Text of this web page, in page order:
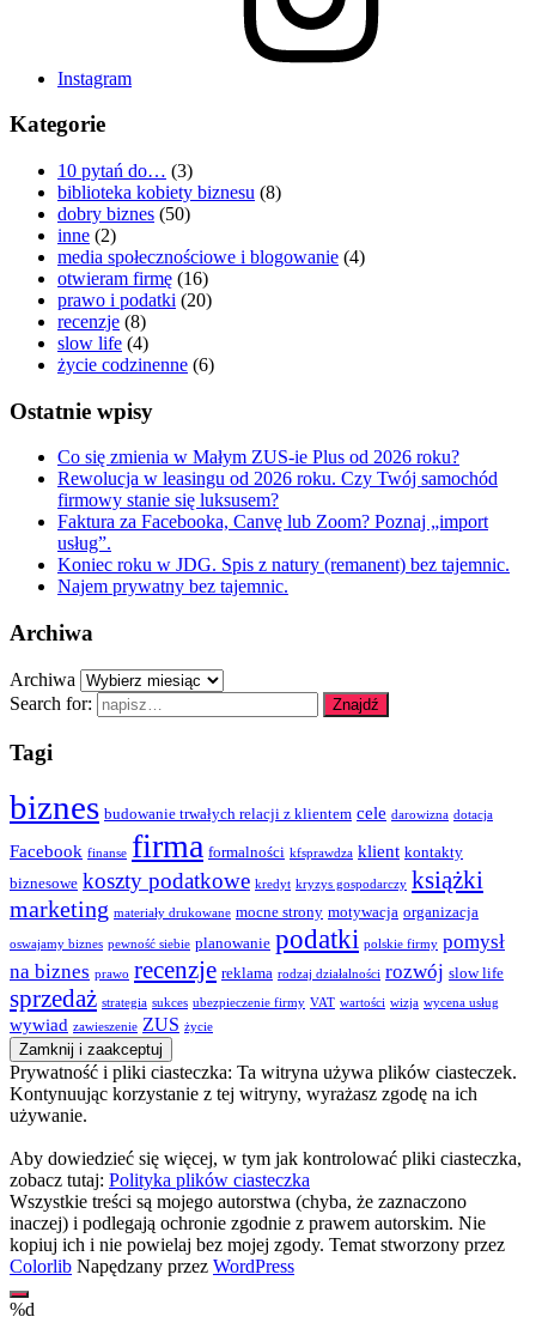
Instagram
Kategorie
10 pytań do… (3)
biblioteka kobiety biznesu (8)
dobry biznes (50)
inne (2)
media społecznościowe i blogowanie (4)
otwieram firmę (16)
prawo i podatki (20)
recenzje (8)
slow life (4)
życie codzinenne (6)
Ostatnie wpisy
Co się zmienia w Małym ZUS-ie Plus od 2026 roku?
Rewolucja w leasingu od 2026 roku. Czy Twój samochód
firmowy stanie się luksusem?
Faktura za Facebooka, Canvę lub Zoom? Poznaj „import
usług”.
Koniec roku w JDG. Spis z natury (remanent) bez tajemnic.
Najem prywatny bez tajemnic.
Archiwa
Archiwa
Search for:
Znajdź
Tagi
biznes budowanie trwałych relacji z klientem cele darowizna dotacja
Facebook finanse firma formalności kfsprawdza klient kontakty
biznesowe koszty podatkowe kredyt kryzys gospodarczy książki
marketing materiały drukowane mocne strony motywacja organizacja
oswajamy biznes pewność siebie planowanie podatki polskie firmy pomysł
na biznes prawo recenzje reklama rodzaj działalności rozwój slow life
sprzedaż strategia sukces ubezpieczenie firmy VAT wartości wizja wycena usług
wywiad zawieszenie ZUS życie
Prywatność i pliki ciasteczka: Ta witryna używa plików ciasteczek.
Kontynuując korzystanie z tej witryny, wyrażasz zgodę na ich
używanie.
Aby dowiedzieć się więcej, w tym jak kontrolować pliki ciasteczka,
zobacz tutaj: Polityka plików ciasteczka
Wszystkie treści są mojego autorstwa (chyba, że zaznaczono
inaczej) i podlegają ochronie zgodnie z prawem autorskim. Nie
kopiuj ich i nie powielaj bez mojej zgody. Temat stworzony przez
Colorlib Napędzany przez WordPress
%d